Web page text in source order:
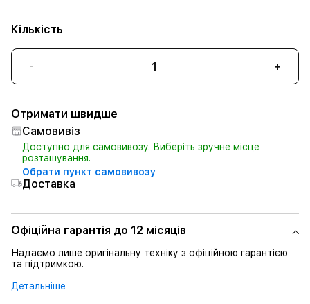
Кількість
- +
Отримати швидше
Самовивіз
Доступно для самовивозу. Виберіть зручне місце
розташування.
Обрати пункт самовивозу
Доставка
Офіційна гарантія до 12 місяців
Надаємо лише оригінальну техніку з офіційною гарантією
та підтримкою.
Детальніше